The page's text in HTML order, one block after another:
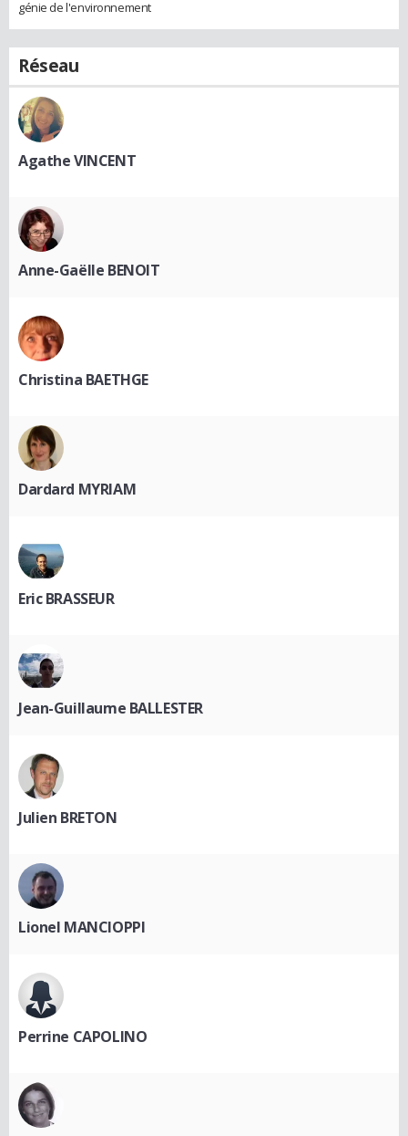
génie de l'environnement
Réseau
Agathe VINCENT
Anne-Gaëlle BENOIT
Christina BAETHGE
Dardard MYRIAM
Eric BRASSEUR
Jean-Guillaume BALLESTER
Julien BRETON
Lionel MANCIOPPI
Perrine CAPOLINO